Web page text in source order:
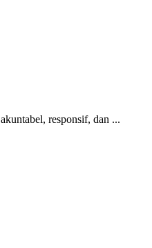
responsif, dan ...